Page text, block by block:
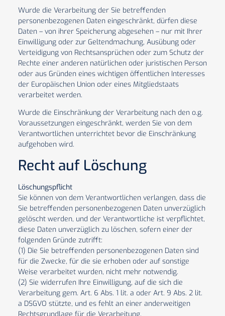
Wurde die Verarbeitung der Sie betreffenden
personenbezogenen Daten eingeschränkt, dürfen diese
Daten – von ihrer Speicherung abgesehen – nur mit Ihrer
Einwilligung oder zur Geltendmachung, Ausübung oder
Verteidigung von Rechtsansprüchen oder zum Schutz der
Rechte einer anderen natürlichen oder juristischen Person
oder aus Gründen eines wichtigen öffentlichen Interesses
der Europäischen Union oder eines Mitgliedstaats
verarbeitet werden.
Wurde die Einschränkung der Verarbeitung nach den o.g.
Voraussetzungen eingeschränkt, werden Sie von dem
Verantwortlichen unterrichtet bevor die Einschränkung
aufgehoben wird.
Recht auf Löschung
Löschungspflicht
Sie können von dem Verantwortlichen verlangen, dass die
Sie betreffenden personenbezogenen Daten unverzüglich
gelöscht werden, und der Verantwortliche ist verpflichtet,
diese Daten unverzüglich zu löschen, sofern einer der
folgenden Gründe zutrifft:
(1) Die Sie betreffenden personenbezogenen Daten sind
für die Zwecke, für die sie erhoben oder auf sonstige
Weise verarbeitet wurden, nicht mehr notwendig.
(2) Sie widerrufen Ihre Einwilligung, auf die sich die
Verarbeitung gem. Art. 6 Abs. 1 lit. a oder Art. 9 Abs. 2 lit.
a DSGVO stützte, und es fehlt an einer anderweitigen